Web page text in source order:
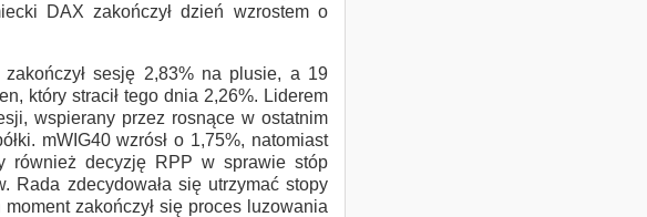
DAX zakończył dzień wzrostem o
sesję 2,83% na plusie, a 19
który stracił tego dnia 2,26%. Liderem
wspierany przez rosnące w ostatnim
mWIG40 wzrósł o 1,75%, natomiast
również decyzję RPP w sprawie stóp
Rada zdecydowała się utrzymać stopy
zakończył się proces luzowania